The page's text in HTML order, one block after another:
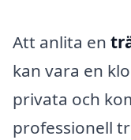
Att anlita en
kan vara en
privata och
professionell